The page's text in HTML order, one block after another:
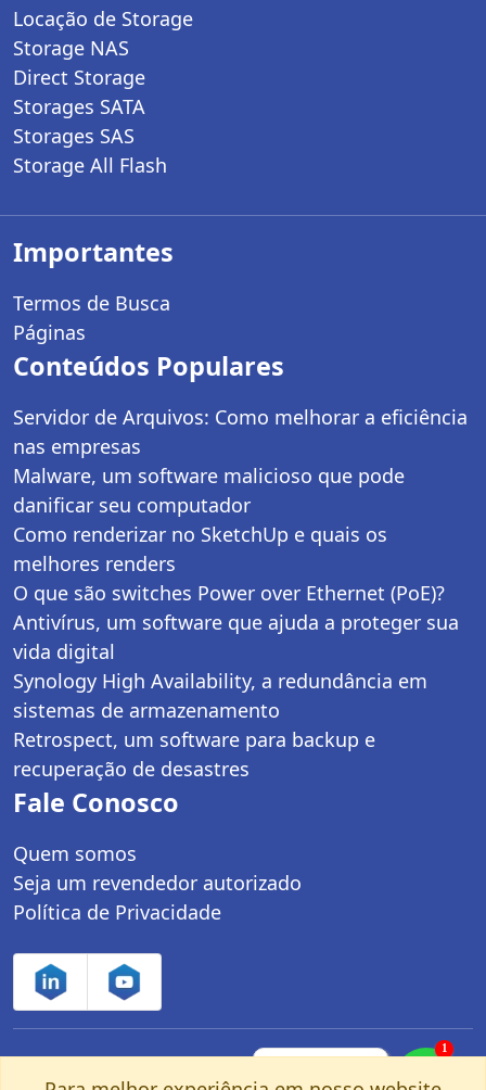
Locação de Storage
Storage NAS
Direct Storage
Storages SATA
Storages SAS
Storage All Flash
Importantes
Termos de Busca
Páginas
Conteúdos Populares
Servidor de Arquivos: Como melhorar a eficiência
nas empresas
Malware, um software malicioso que pode
danificar seu computador
Como renderizar no SketchUp e quais os
melhores renders
O que são switches Power over Ethernet (PoE)?
Antivírus, um software que ajuda a proteger sua
vida digital
Synology High Availability, a redundância em
sistemas de armazenamento
Retrospect, um software para backup e
recuperação de desastres
Fale Conosco
Quem somos
Seja um revendedor autorizado
Política de Privacidade
Controle Net Tecnologia LTDA | CNPJ:
1